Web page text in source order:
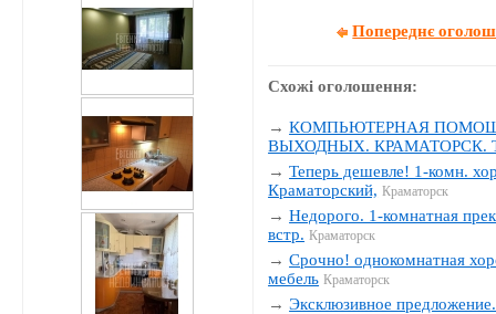
Попереднє
Схожі оголошення:
→КОМПЬЮТЕРНАЯ
ВЫХОДНЫХ. КРАМАТОРСК.
→Теперь дешевле! 1-комн.
Краматорский, Краматорск
→Недорого. 1-комнатная
встр. Краматорск
→Срочно! однокомнатная
мебель Краматорск
→Эксклюзивное